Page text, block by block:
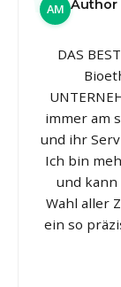
AM Author
DAS
immer am
und ihr
Ich bin
und kann
Wahl aller
ein so